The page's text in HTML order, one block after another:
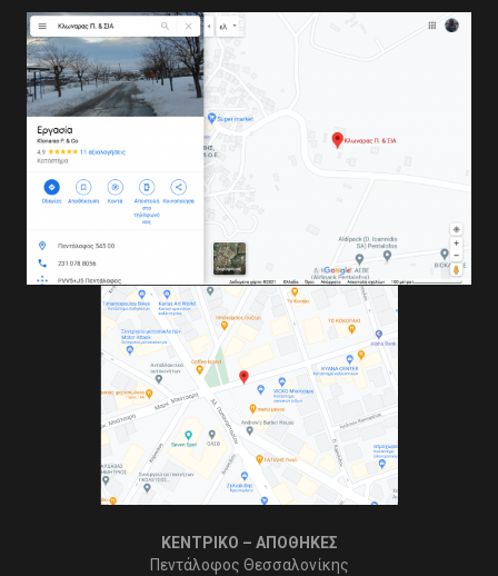
ΚΕΝΤΡΙΚΟ – ΑΠΟΘΗΚΕΣ
Πεντάλοφος Θεσσαλονίκης